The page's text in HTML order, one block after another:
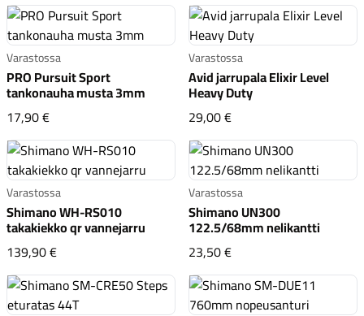
Komponentit
Katso koko valikoima
Varastossa
PRO Pursuit Sport
tankonauha musta 3mm
17,90 €PRO Pursuit Sport tankonauha musta 3mm
Varastossa
Avid jarrupala Elixir Level
Heavy Duty
29,00 €Avid jarrupala Elixir
Varastossa
Shimano WH-RS010
takakiekko qr vannejarru
139,90 €Shimano WH-RS010 takakiekko qr vannejarru
Varastossa
Shimano UN300
122.5/68mm nelikantti
23,50 €Shimano UN300